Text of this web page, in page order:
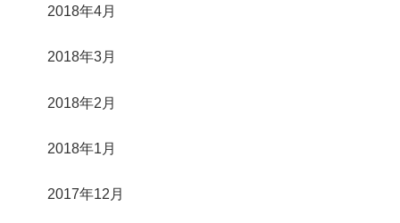
2018年4月
2018年3月
2018年2月
2018年1月
2017年12月